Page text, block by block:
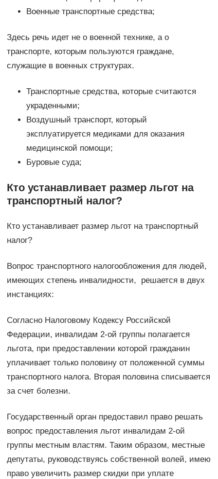
Военные транспортные средства;
Здесь речь идет не о военной технике, а о
транспорте, которым пользуются граждане,
служащие в военных структурах.
Транспортные средства, которые считаются
украденными;
Воздушный транспорт, который
эксплуатируется медиками для оказания
медицинской помощи;
Буровые суда;
Кто устанавливает размер льгот на
транспортный налог?
Кто устанавливает размер льгот на транспортный
налог?
Вопрос транспортного налогообложения для людей,
имеющих степень инвалидности, решается в двух
инстанциях:
Согласно Налоговому Кодексу Российской
Федерации, инвалидам 2-ой группы полагается
льгота, при предоставлении которой гражданин
уплачивает только половину от положенной суммы
транспортного налога. Вторая половина списывается
за счет болезни.
Государственный орган предоставил право решать
вопрос предоставления льгот инвалидам 2-ой
группы местным властям. Таким образом, местные
депутаты, руководствуясь собственной волей, имею
право увеличить размер скидки при уплате